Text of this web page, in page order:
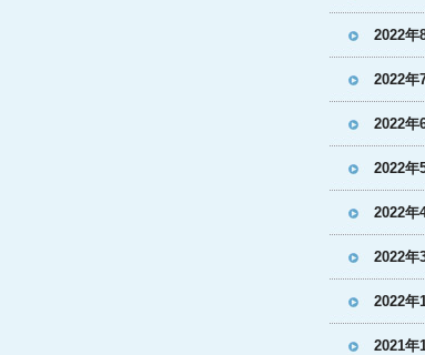
2022年
2022年
2022年
2022年
2022年
2022年
2022年
2021年